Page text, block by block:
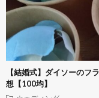
【結婚式】ダイソーのフ
想【100均】